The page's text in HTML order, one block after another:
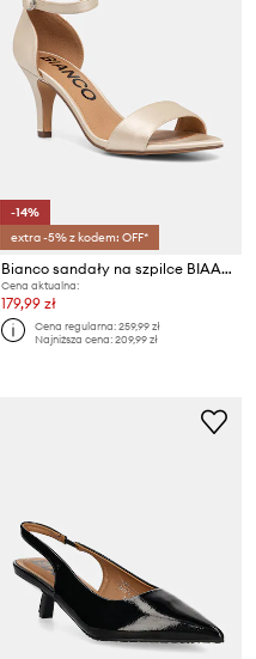
-14%
extra -5% z kodem: OFF*
Bianco sandały na szpilce BIAADORE
Cena aktualna:
179,99 zł
Cena regularna:259,99 zł
Najniższa cena:209,99 zł